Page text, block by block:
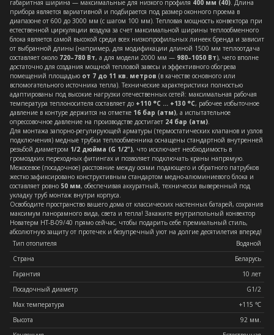
габаритная ширина — максимальные для низкого профиля 400 мм (40). Длина
прибора является вариативной и подбирается под размер оконного проема в
диапазоне от 600 до 3000 мм (с шагом 100 мм). Тепловая мощность конвектора при
естественной циркуляции воздуха за счет максимальной ширины теплообменного
блока является самой высокой среди всех низкопрофильных линеек бренда и зависит
от выбранной длины (например, для модификации длиной 1500 мм теплоотдача
составляет около 720–780 Вт, а для модели 2000 мм — 980–1050 Вт), чего вполне
достаточно для создания мощной тепловой завесы и эффективного обогрева
помещений площадью от 7 до 11 кв. метров (в качестве основного или
вспомогательного источника тепла). Технические характеристики полностью
адаптированы под высокие нагрузки отечественных сетей: максимальная рабочая
температура теплоносителя составляет до +110 °C ... +130 °C, рабочее избыточное
давление в контуре держится на отметке 16 бар (атм), а испытательное
опрессовочное давление на производстве достигает 24 бар (атм).
Для монтажа запорно-регулирующей арматуры (термостатических клапанов и узлов
подключения) медные трубки теплообменника оснащены стандартной внутренней
резьбой диаметром 1/2 дюйма (G 1/2"), что исключает необходимость в
громоздких переходных фитингах и позволяет подключать краны напрямую.
Межосевое (посадочное) расстояние между осями подающего и обратного патрубков
жестко зафиксировано конструктивным стандартом медно-алюминиевого блока и
составляет ровно 50 мм, обеспечивая аккуратный, технически выверенный под
укладку труб монтаж внутри корпуса.
Освободите пространство вашего дома от классических настенных батарей, сохранив
максимум панорамного вида, света и тепла! Закажите внутрипольный конвектор
Новатерм НТ-В-09/40 прямо сейчас, чтобы подарить себе премиальный стиль,
абсолютную защиту от протечек и безупречный уют на долгие десятилетия вперед!
Тип отопителя
Водяной
Страна
Беларусь
Гарантия
10 лет
Посадочный диаметр
G1/2
Max температура
+115 ℃
Высота
92 мм.